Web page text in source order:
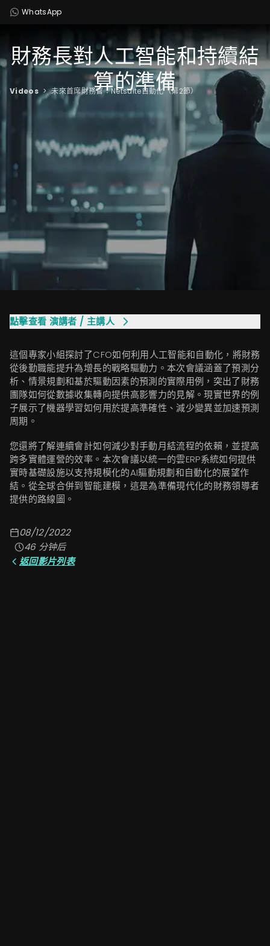
WhatsApp
Videos > 未來首席財務官：Netsuite自動化（第2節）
財務長對人工智能和持續結
算的準備
點擊查看 演講者 / 主講人
這個專家小組探討了CFO如何利用人工智能和自動化，將財務
從後勤職能提升為增長的戰略驅動力。本次會議涵蓋了預測分
析、情景規劃和基於驅動因素的預測的實際用例，突出了財務
團隊如何從數據收集轉向提供高影響力的見解。現實世界的例
子展示了機器學習如何用於提高準確性、減少變異並加速預測
周期。
您還將了解連續會計如何減少對手動月結流程的依賴，並提高
跨多實體運營的效率。本次會議以統一的雲ERP系統如何提供
實時基礎設施以支持規模化的AI驅動規劃和自動化的展望作
結。從全球合併到智能建模，這是為準備現代化的財務領導者
提供的路線圖。
08/12/2022
46 分钟后
返回影片列表